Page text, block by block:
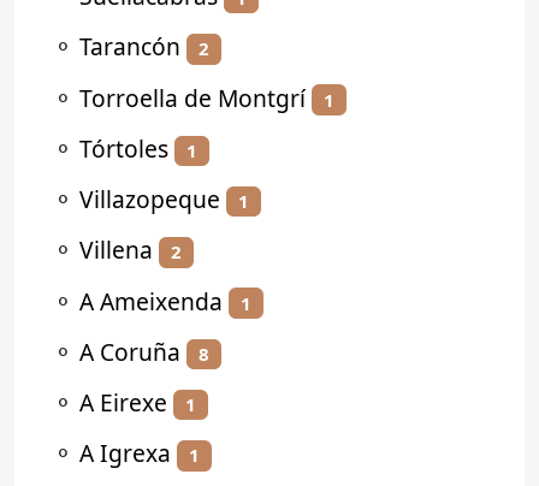
⚬ Tarancón 2
⚬ Torroella de Montgrí 1
⚬ Tórtoles 1
⚬ Villazopeque 1
⚬ Villena 2
⚬ A Ameixenda 1
⚬ A Coruña 8
⚬ A Eirexe 1
⚬ A Igrexa 1